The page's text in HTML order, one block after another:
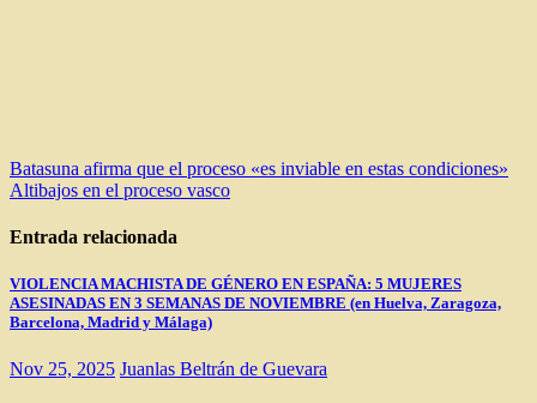
Navegación
de
entradas
Batasuna afirma que el proceso «es inviable en estas condiciones»
Altibajos en el proceso vasco
Entrada relacionada
VIOLENCIA MACHISTA DE GÉNERO EN ESPAÑA: 5 MUJERES
ASESINADAS EN 3 SEMANAS DE NOVIEMBRE (en Huelva, Zaragoza,
Barcelona, Madrid y Málaga)
Nov 25, 2025 Juanlas Beltrán de Guevara